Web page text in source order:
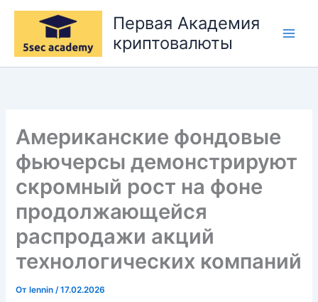
Перейти
содержимому
Первая Академия
криптовалюты
Американские фондовые
фьючерсы демонстрируют
скромный рост на фоне
продолжающейся
распродажи акций
технологических компаний
От lennin/17.02.2026